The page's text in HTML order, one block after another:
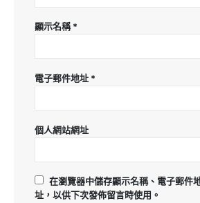
顯示名稱*
電子郵件地址 *
個人網站網址
在瀏覽器中儲存顯示名稱、電子郵件
址，以供下次發佈留言時使用。